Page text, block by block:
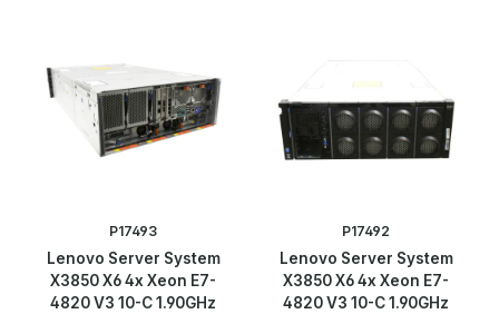
P17493
Lenovo Server System
X3850 X6 4x Xeon E7-
4820 V3 10-C 1.90GHz
P17492
Lenovo Server System
X3850 X6 4x Xeon E7-
4820 V3 10-C 1.90GHz